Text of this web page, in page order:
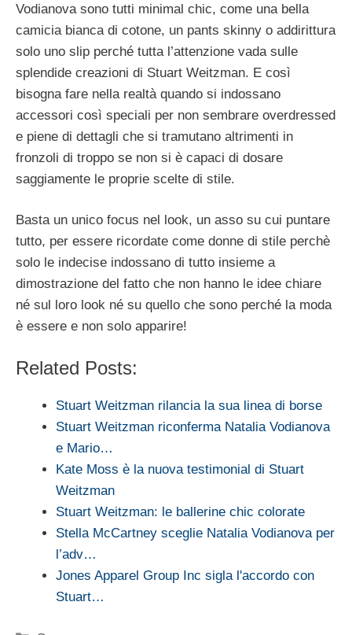
Vodianova sono tutti minimal chic, come una bella
camicia bianca di cotone, un pants skinny o addirittura
solo uno slip perché tutta l’attenzione vada sulle
splendide creazioni di Stuart Weitzman. E così
bisogna fare nella realtà quando si indossano
accessori così speciali per non sembrare overdressed
e piene di dettagli che si tramutano altrimenti in
fronzoli di troppo se non si è capaci di dosare
saggiamente le proprie scelte di stile.
Basta un unico focus nel look, un asso su cui puntare
tutto, per essere ricordate come donne di stile perchè
solo le indecise indossano di tutto insieme a
dimostrazione del fatto che non hanno le idee chiare
né sul loro look né su quello che sono perché la moda
è essere e non solo apparire!
Related Posts:
Stuart Weitzman rilancia la sua linea di borse
Stuart Weitzman riconferma Natalia Vodianova
e Mario…
Kate Moss è la nuova testimonial di Stuart
Weitzman
Stuart Weitzman: le ballerine chic colorate
Stella McCartney sceglie Natalia Vodianova per
l’adv…
Jones Apparel Group Inc sigla l'accordo con
Stuart…